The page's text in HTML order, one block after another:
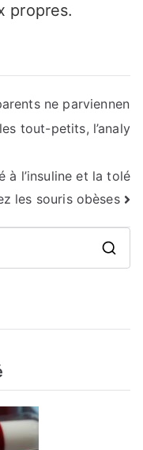
propres.
ne parviennen
tout-petits, l’analy
à l’insuline et la tolé
les souris obèses
f